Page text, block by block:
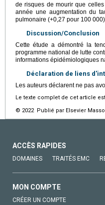
de risques de mourir que
année une augmentation du
pulmonaire (+0,27 pour 100
Discussion/Conclusion
Cette étude a démontré la
programme national de lutte
informations épidémiologiques
Déclaration de liens
Les auteurs déclarent ne pas
Le texte complet de cet article
© 2022 Publié par Elsevier
ACCÈS RAPIDES
DOMAINES TRAITÉS EMC
MON COMPTE
CRÉER UN COMPTE